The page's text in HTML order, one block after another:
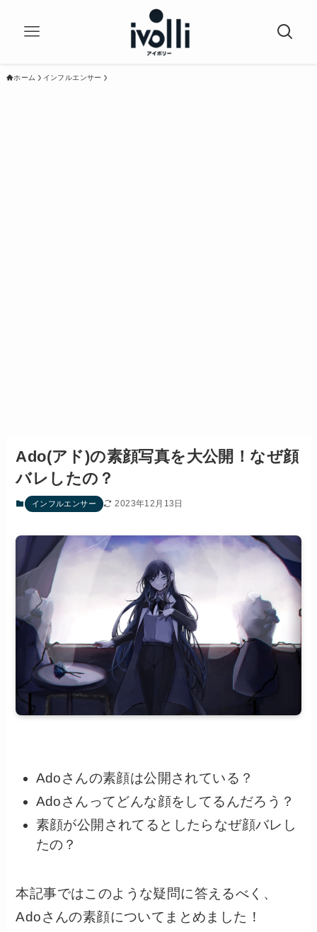
ホーム インフルエンサー
Ado(アド)の素顔写真を大公開！なぜ顔
バレしたの？
インフルエンサー 2023年12月13日
Adoさんの素顔は公開されている？
Adoさんってどんな顔をしてるんだろう？
素顔が公開されてるとしたらなぜ顔バレし
たの？
本記事ではこのような疑問に答えるべく、
Adoさんの素顔についてまとめました！